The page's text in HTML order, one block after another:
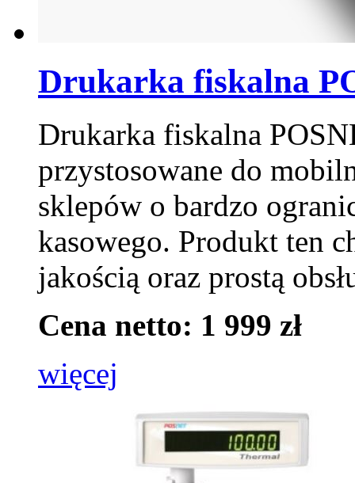
Drukarka fiskalna
Drukarka fiskalna
przystosowane do
sklepów o bardzo
kasowego. Produkt ten
jakością oraz prostą
Cena netto: 1 999 zł
więcej